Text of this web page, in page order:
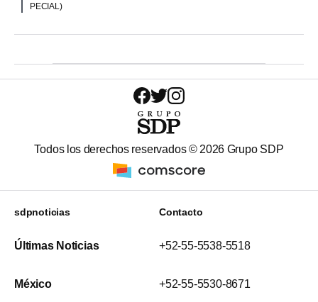
PECIAL)
Todos los derechos reservados © 2026 Grupo SDP
sdpnoticias
Últimas Noticias
México
Contacto
+52-55-5538-5518
+52-55-5530-8671